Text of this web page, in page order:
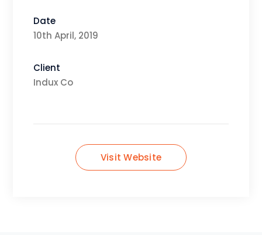
Date
10th April, 2019
Client
Indux Co
Visit Website